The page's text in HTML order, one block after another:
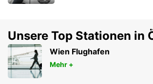
Unsere Top Stationen in
Wien Flughafen
Mehr +